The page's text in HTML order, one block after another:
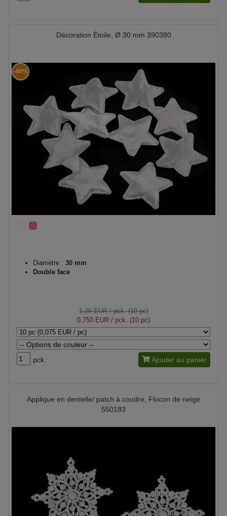
Décoration Étoile, Ø 30 mm 390380
-40%
Diamètre : 30 mm
Double face
1,26 EUR/ pck. (10 pc)
0,750 EUR / pck. (10 pc)
pck. Ajouter au panier
Applique en dentelle/ patch à coudre, Flocon de neige
550183